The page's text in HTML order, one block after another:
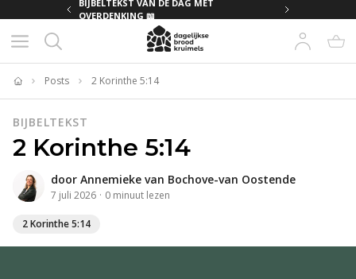
BIJBELTEKST VAN DE DAG MET
OVERDENKING 📖
Home
Posts 2 Korinthe 5:14
BIJBELTEKST
2 Korinthe 5:14
door Annemieke van Bochove-van Oostende
7 juli 2026 · 0 minuut lezen
2 Korinthe 5:14